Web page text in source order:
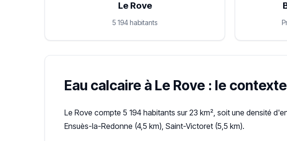
Le Rove
5 194 habitants
Eau calcaire à Le Rove : le
Le Rove compte 5 194 habitants sur 23 km², soit une densité
Ensuès-la-Redonne (4,5 km), Saint-Victoret (5,5 km).